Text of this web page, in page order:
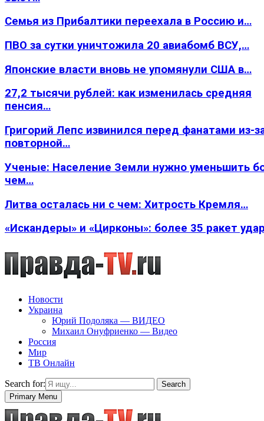
Семья из Прибалтики переехала в Россию и…
ПВО за сутки уничтожила 20 авиабомб ВСУ,…
Японские власти вновь не упомянули США в…
27,2 тысячи рублей: как изменилась средняя
пенсия…
Григорий Лепс извинился перед фанатами из-
повторной…
Ученые: Население Земли нужно уменьшить
чем…
Литва осталась ни с чем: Хитрость Кремля…
«Искандеры» и «Цирконы»: более 35 ракет
Новости
Украина
Юрий Подоляка — ВИДЕО
Михаил Онуфриенко — Видео
Россия
Мир
ТВ Онлайн
Search for:
Search
Primary Menu